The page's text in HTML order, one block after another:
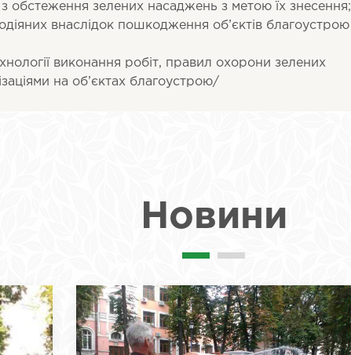
з обстеження зелених насаджень з метою їх знесення;
внаслідок пошкодження об’єктів благоустрою
виконання робіт, правил охорони зелених
на об’єктах благоустрою/
Новини